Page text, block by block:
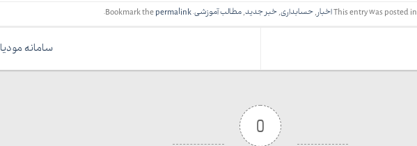
This entry was posted inاخبار,حسابداری,خبر جدید,مطالب آموزشی. Bookmark the
permalink
.
سامانه
0